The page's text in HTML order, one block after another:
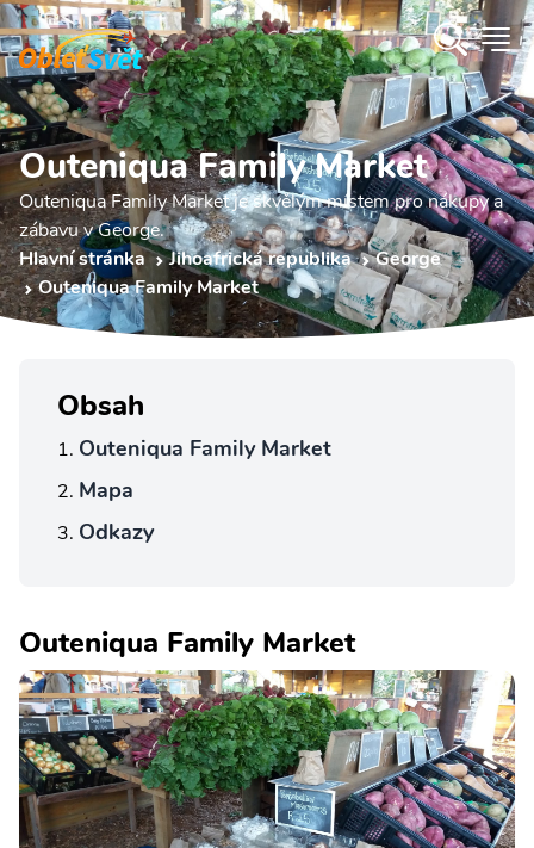
Outeniqua Family Market
Outeniqua Family Market je skvělým místem pro nákupy a
zábavu v George.
Hlavní stránka
Jihoafrická republika
George
Outeniqua Family Market
Obsah
Outeniqua Family Market
Mapa
Odkazy
Outeniqua Family Market